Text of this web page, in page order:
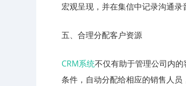
宏观呈现，并在集信中记录沟通录
五、合理分配客户资源
CRM系统不仅有助于管理公司内
条件，自动分配给相应的销售人